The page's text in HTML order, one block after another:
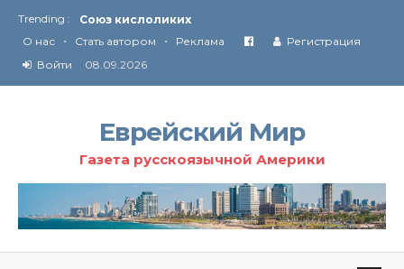
Trending :
Союз кислоликих
Соглашение США с Ираном
Технология Революции в Иране
О нас • Стать автором • Реклама
Регистрация
Войти
08.09.2026
Еврейский Мир
Газета русскоязычной Америки